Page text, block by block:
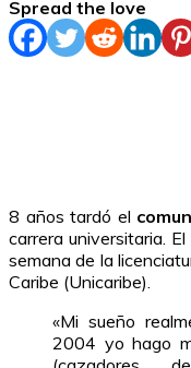
Spread the love
8 años tardó el
carrera universitaria.
semana de la
Caribe (Unicaribe).
«Mi sueño
2004 yo hago